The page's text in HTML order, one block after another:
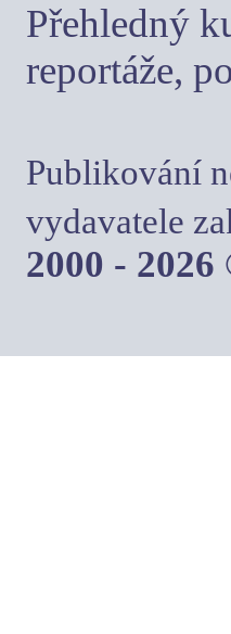
Přehledný
reportáže,
Publikování
vydavatele
2000 -